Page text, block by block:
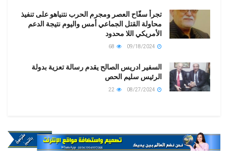
تجرأ سفّاح العصر ومجرم الحرب نتنياهو على تنفيذ
محاولة القتل الجماعي أمس واليوم نتيجة الدعم
الأمريكي اللا محدود
السفير ادريس الصالح يقدم رسالة تعزية بدولة
الرئيس سليم الحص